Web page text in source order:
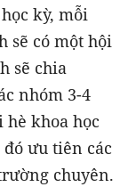
kỳ, mỗi
sẽ có một hội
sẽ chia
nhóm 3-4
hè khoa học
ưu tiên các
chuyên.